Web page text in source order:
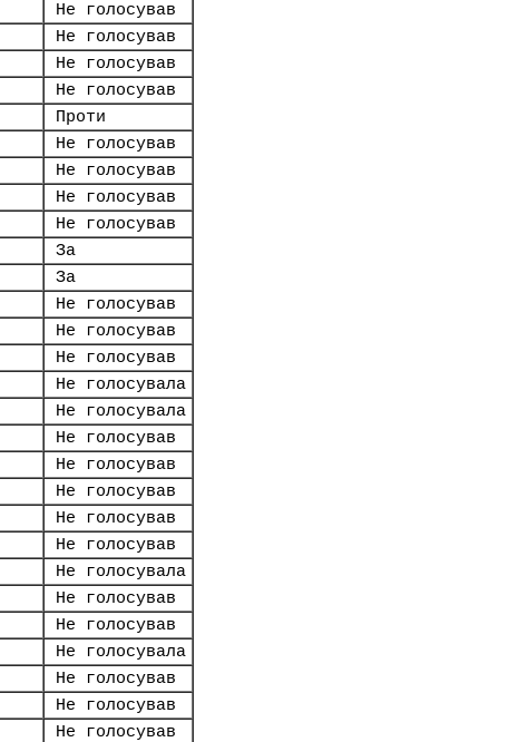
Не голосував
Не голосував
Не голосував
Не голосував
Проти
Не голосував
Не голосував
Не голосував
Не голосував
За
За
Не голосував
Не голосував
Не голосував
Не голосувала
Не голосувала
Не голосував
Не голосував
Не голосував
Не голосував
Не голосував
Не голосувала
Не голосував
Не голосував
Не голосувала
Не голосував
Не голосував
Не голосував